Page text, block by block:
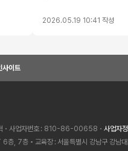
2026.05.19 10:41 작성
사이트
사업자번호 810-86-00658 사업자
6층, 7층
교육장 서울특별시 강남구 강남